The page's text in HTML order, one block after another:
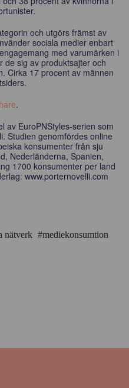
och utgörs främst av
sociala medier enbart
med varumärken i
de sig av produktsajter och
Cirka 17 procent av männen
.
av EuroPNStyles-serien som
Studien genomfördes online
konsumenter från sju
Nederländerna, Spanien,
1700 konsumenter per land
www.porternovelli.com
nätverk #mediekonsumtion